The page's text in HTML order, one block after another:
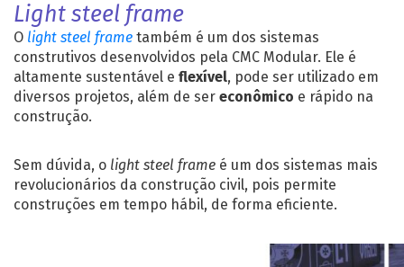
Light steel frame
O light steel frame também é um dos sistemas
construtivos desenvolvidos pela CMC Modular. Ele é
altamente sustentável e flexível, pode ser utilizado em
diversos projetos, além de ser econômico e rápido na
construção.
Sem dúvida, o light steel frame é um dos sistemas mais
revolucionários da construção civil, pois permite
construções em tempo hábil, de forma eficiente.